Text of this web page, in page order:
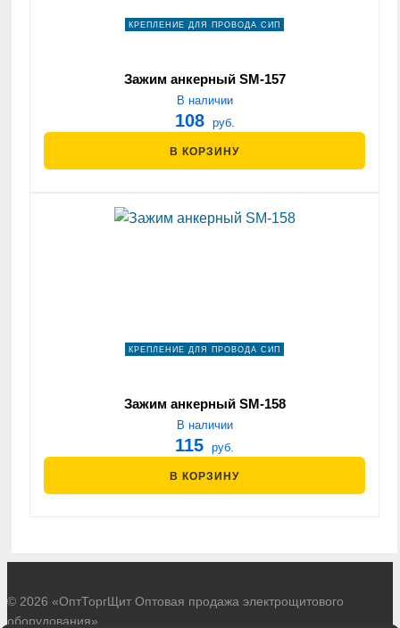
КРЕПЛЕНИЕ ДЛЯ ПРОВОДА СИП
Зажим анкерный SM-157
В наличии
108 руб.
В КОРЗИНУ
КРЕПЛЕНИЕ ДЛЯ ПРОВОДА СИП
Зажим анкерный SM-158
В наличии
115 руб.
В КОРЗИНУ
© 2026 «ОптТоргЩит Оптовая продажа электрощитового
оборудования»